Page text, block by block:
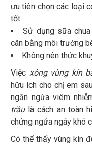
ưu tiên chọn các loại
tốt.
Sử dụng sữa
cân bằng môi trường
Không nên thức
Việc xông vùng kín
hữu ích cho chị em
ngăn ngừa viêm
trầulà cách an toàn
chứng ngứa ngáy khó
Có thể thấy vùng kín